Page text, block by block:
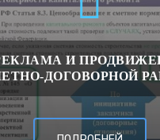
И
ДОГОВОРНОЙ